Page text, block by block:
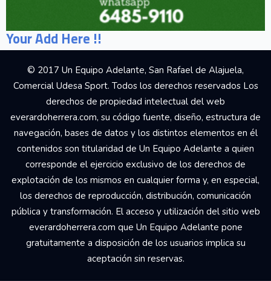
Your Add Here !!
© 2017 Un Equipo Adelante, San Rafael de Alajuela,
Comercial Udesa Sport. Todos los derechos reservados Los
derechos de propiedad intelectual del web
everardoherrera.com, su código fuente, diseño, estructura de
navegación, bases de datos y los distintos elementos en él
contenidos son titularidad de Un Equipo Adelante a quien
corresponde el ejercicio exclusivo de los derechos de
explotación de los mismos en cualquier forma y, en especial,
los derechos de reproducción, distribución, comunicación
pública y transformación. El acceso y utilización del sitio web
everardoherrera.com que Un Equipo Adelante pone
gratuitamente a disposición de los usuarios implica su
aceptación sin reservas.